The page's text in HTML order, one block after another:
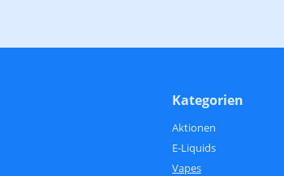
Kategorien
Aktionen
E-Liquids
Vapes